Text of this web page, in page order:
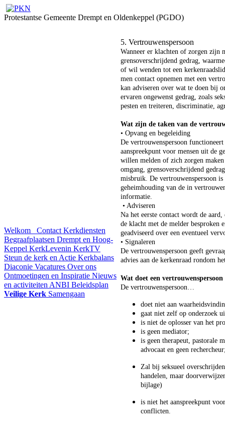
Protestantse Gemeente Drempt en Oldenkeppel (PGDO)
Welkom Contact Kerkdiensten
Begraafplaatsen Drempt en Hoog-
Keppel KerkLevenin KerkTV
Steun de kerk en Actie Kerkbalans
Diaconie Vacatures Over ons
Ontmoetingen en Inspiratie Nieuws
en activiteiten ANBI Beleidsplan
Veilige Kerk Samengaan
5. Vertrouwenspersoon
Wanneer er klachten of zorgen zijn
grensoverschrijdend gedrag,
of wil wenden tot een
men contact opnemen met een
kan adviseren over wat te doen bij
ervaren ongewenst gedrag, zoals
pesten en treiteren, discriminatie,
Wat zijn de taken van de
• Opvang en begeleiding
De vertrouwenspersoon functioneert
aanspreekpunt voor mensen uit de
willen melden of zich zorgen maken
omgang, grensoverschrijdend
misbruik. De vertrouwenspersoon
geheimhouding van de in
informatie.
• Adviseren
Na het eerste contact wordt de
de klacht met de melder besproken
geadviseerd over een eventueel
• Signaleren
De vertrouwenspersoon geeft
advies aan de kerkenraad rondom
Wat doet een vertrouwenspersoon
De vertrouwenspersoon…
doet niet aan
gaat niet zelf op onderzoek
is niet de oplosser van het
is geen mediator;
is geen therapeut, pastorale
advocaat en geen
Zal bij seksueel
handelen, maar
bijlage)
is niet het aanspreekpunt
conflicten.